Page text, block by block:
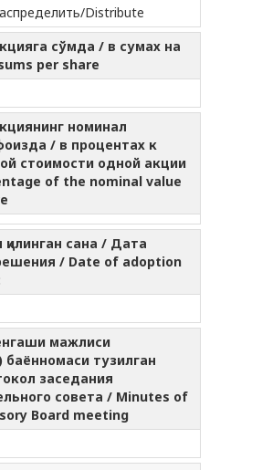
Distribute
сўмда / в сумах на
per share
номинал
/ в процентах к
стоимости одной акции
of the nominal value
қилинган сана / Дата
/ Date of adoption
мажлиси
тузилган
заседания
совета / Minutes of
Board meeting